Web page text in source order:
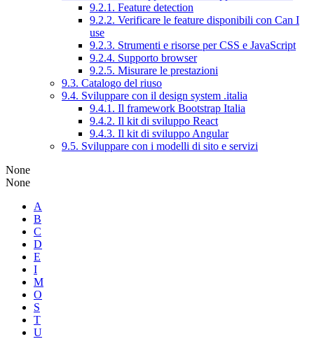
9.2.1. Feature detection
9.2.2. Verificare le feature disponibili con Can I
use
9.2.3. Strumenti e risorse per CSS e JavaScript
9.2.4. Supporto browser
9.2.5. Misurare le prestazioni
9.3. Catalogo del riuso
9.4. Sviluppare con il design system .italia
9.4.1. Il framework Bootstrap Italia
9.4.2. Il kit di sviluppo React
9.4.3. Il kit di sviluppo Angular
9.5. Sviluppare con i modelli di sito e servizi
None
None
A
B
C
D
E
I
M
O
S
T
U